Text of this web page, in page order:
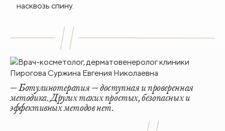
насквозь спину.
— Ботулинотерапия — доступная и проверенная
методика. Других таких простых, безопасных и
эффективных методов нет.